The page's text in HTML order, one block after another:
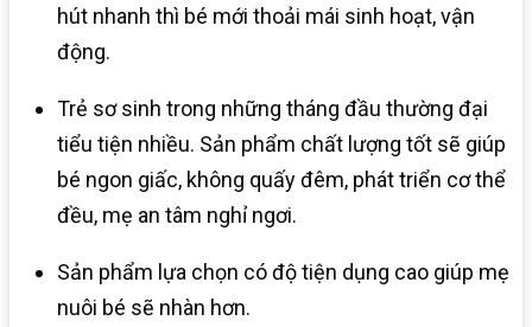
hút nhanh thì bé mới thoải mái sinh hoạt, vận
động.
Trẻ sơ sinh trong những tháng đầu thường đại
tiểu tiện nhiều. Sản phẩm chất lượng tốt sẽ giúp
bé ngon giấc, không quấy đêm, phát triển cơ thể
đều, mẹ an tâm nghỉ ngơi.
Sản phẩm lựa chọn có độ tiện dụng cao giúp mẹ
nuôi bé sẽ nhàn hơn.